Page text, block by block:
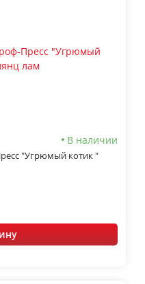
В наличии
"Угрюмый котик "